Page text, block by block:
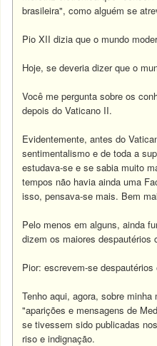
brasileira", como alguém se
Pio XII dizia que o mundo
Hoje, se deveria dizer que o
Você me pergunta sobre os
depois do Vaticano II.
Evidentemente, antes do
sentimentalismo e de toda a
estudava-se e se sabia muito
tempos não havia ainda uma
isso, pensava-se mais. Bem
Pelo menos em alguns, ainda
dizem os maiores despautérios
Pior: escrevem-se
Tenho aqui, agora, sobre
"aparições e mensagens de
se tivessem sido publicadas
riso e indignação.